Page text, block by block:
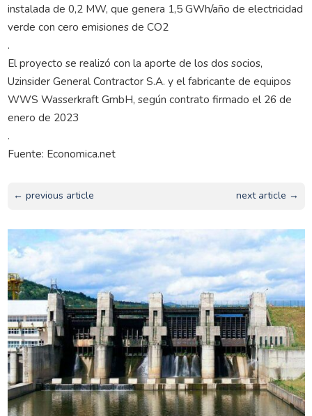
instalada de 0,2 MW, que genera 1,5 GWh/año de electricidad
verde con cero emisiones de CO2
.
El proyecto se realizó con la aporte de los dos socios,
Uzinsider General Contractor S.A. y el fabricante de equipos
WWS Wasserkraft GmbH, según contrato firmado el 26 de
enero de 2023
.
Fuente: Economica.net
← previous article next article →